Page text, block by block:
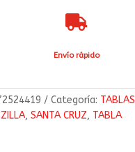

Envío rápido
Categoría: TABLAS
, SANTA CRUZ, TABLA